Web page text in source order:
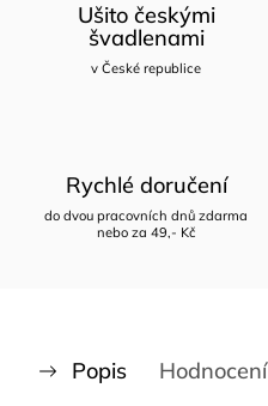
Ušito českými
švadlenami
v České republice
Rychlé doručení
do dvou pracovních dnů zdarma
nebo za 49,- Kč
Popis Hodnocení